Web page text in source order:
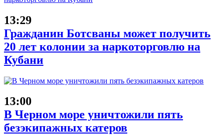
13:29
Гражданин Ботсваны может получить
20 лет колонии за наркоторговлю на
Кубани
13:00
В Черном море уничтожили пять
безэкипажных катеров